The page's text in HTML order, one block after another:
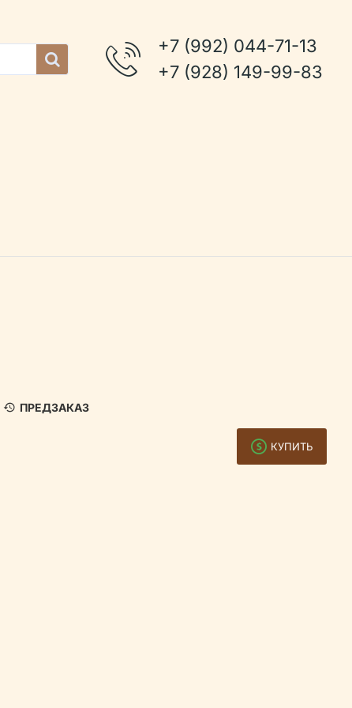
+7 (992) 044-71-13
+7 (928) 149-99-83
ПРЕДЗАКАЗ
КУПИТЬ